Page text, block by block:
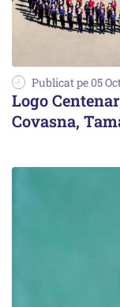
Publicat pe 05
Logo
Covasna,